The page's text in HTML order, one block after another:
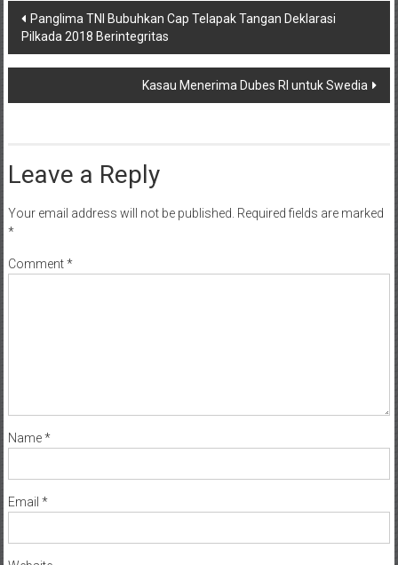
Post
navigation
Panglima TNI Bubuhkan Cap Telapak Tangan Deklarasi
Pilkada 2018 Berintegritas
Kasau Menerima Dubes RI untuk Swedia
Leave a Reply
Your email address will not be published. Required fields are marked
*
Comment*
Name*
Email *